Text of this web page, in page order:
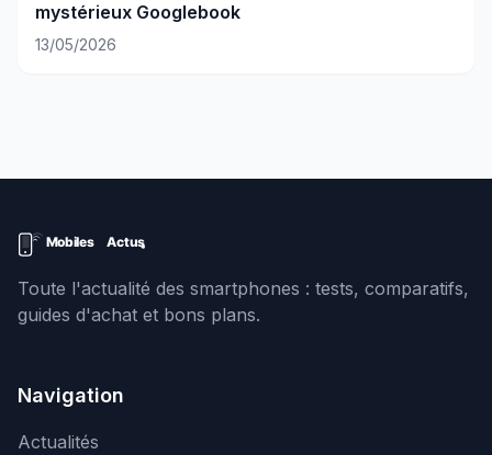
mystérieux Googlebook
13/05/2026
Toute l'actualité des smartphones : tests, comparatifs,
guides d'achat et bons plans.
Navigation
Actualités